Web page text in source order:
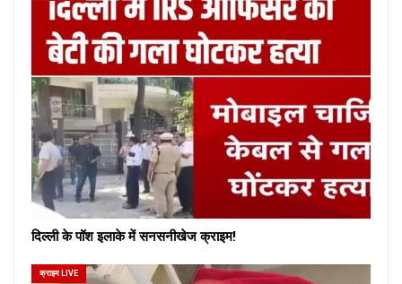
दिल्ली के पॉश इलाके में सनसनीखेज क्राइम!
क्राइम LIVE